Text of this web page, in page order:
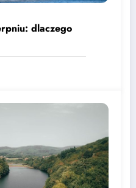
dlaczego